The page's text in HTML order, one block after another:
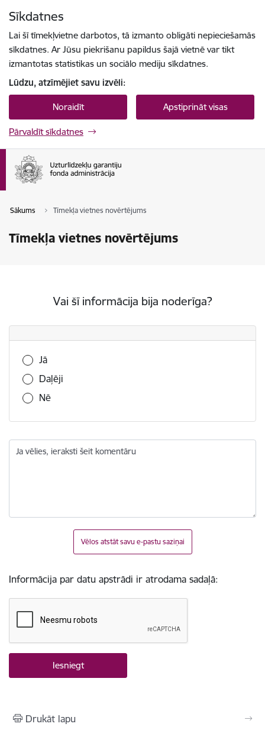
Sīkdatnes
Lai šī tīmekļvietne darbotos, tā izmanto obligāti nepieciešamās
sīkdatnes. Ar Jūsu piekrišanu papildus šajā vietnē var tikt
izmantotas statistikas un sociālo mediju sīkdatnes.
Lūdzu, atzīmējiet savu izvēli:
Noraidīt Apstiprināt visas
Pārvaldīt sīkdatnes
Sākums Tīmekļa vietnes novērtējums
Tīmekļa vietnes novērtējums
Vai šī informācija bija noderīga?
Vai šī informācija bija noderīga?
Jā
Daļēji
Nē
Ja vēlies, ieraksti šeit komentāru
Vēlos atstāt savu e-pastu saziņai
Informācija par datu apstrādi ir atrodama sadaļā:
Drukāt lapu